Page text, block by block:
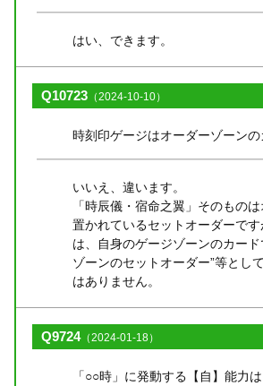
はい、できます。
Q10723 （2024-10-10）
時刻印ゲージはオーダーゾーンの
いいえ、違います。
「時辰儀・宿命之翼」そのもの
置かれているセットオーダーで
は、自身のゲージゾーンのカード
ゾーンのセットオーダー”等とし
はありません。
Q9724（2024-01-18）
「○○時」に発動する【自】能力